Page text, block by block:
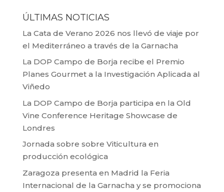
ÚLTIMAS NOTICIAS
La Cata de Verano 2026 nos llevó de viaje por
el Mediterráneo a través de la Garnacha
La DOP Campo de Borja recibe el Premio
Planes Gourmet a la Investigación Aplicada al
Viñedo
La DOP Campo de Borja participa en la Old
Vine Conference Heritage Showcase de
Londres
Jornada sobre sobre Viticultura en
producción ecológica
Zaragoza presenta en Madrid la Feria
Internacional de la Garnacha y se promociona